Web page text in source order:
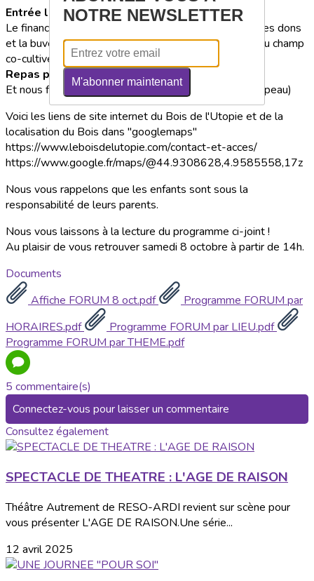
Entrée libre et sans inscription.
Le financement de cette rencontre sera assurée par les dons
et la buvette (boissons, crêpes, vente des légumes du champ
co-cultivé par RESO-ARDI et soupe maison le soir).
Repas partagé en soirée.
Et nous finirons avec le concert de Kéwènka ! (Au chapeau)
Voici les liens de site internet du Bois de l'Utopie et de la
localisation du Bois dans "googlemaps"
https://www.leboisdelutopie.com/contact-et-acces/
https://www.google.fr/maps/@44.9308628,4.9585558,17z
Nous vous rappelons que les enfants sont sous la
responsabilité de leurs parents.
Nous vous laissons à la lecture du programme ci-joint !
Au plaisir de vous retrouver samedi 8 octobre à partir de 14h.
Documents
Affiche FORUM 8 oct.pdf
Programme FORUM par
HORAIRES.pdf
Programme FORUM par LIEU.pdf
Programme FORUM par THEME.pdf
5 commentaire(s)
Connectez-vous pour laisser un commentaire
Consultez également
SPECTACLE DE THEATRE : L'AGE DE RAISON
Théâtre Autrement de RESO-ARDI revient sur scène pour
vous présenter L'AGE DE RAISON.Une série...
12 avril 2025
NOTRE NEWSLETTER
M'abonner maintenant